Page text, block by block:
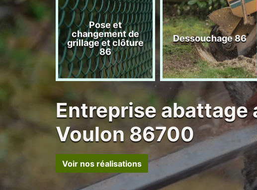
Pose et
changement de
grillage et clôture
86
Dessouchage 86
Entreprise abattage
Voulon 86700
Voir nos réalisations